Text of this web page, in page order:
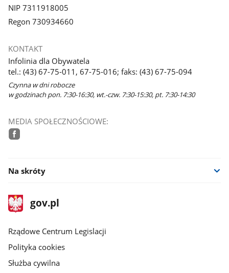
NIP 7311918005
Regon 730934660
KONTAKT
Infolinia dla Obywatela
tel.: (43) 67-75-011, 67-75-016; faks: (43) 67-75-094
Czynna w dni robocze
w godzinach pon. 7:30-16:30, wt.-czw. 7:30-15:30, pt. 7:30-14:30
MEDIA SPOŁECZNOŚCIOWE:
Na skróty
stopka
gov.plStrona
gov.pl
Rządowe Centrum Legislacji
Polityka cookies
Służba cywilna